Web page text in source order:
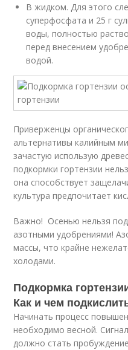
В жидком. Для этого
суперфосфата и 25 г
воды, полностью
перед внесением
водой.
Приверженцы
альтернативы калийным
зачастую использую
подкормки гортензии
она способствует
культура предпочитает
Важно! Осенью нельзя
азотными удобрениями!
массы, что крайне
холодами.
Подкормка
Как и чем
Начинать процесс
необходимо весной.
должно стать